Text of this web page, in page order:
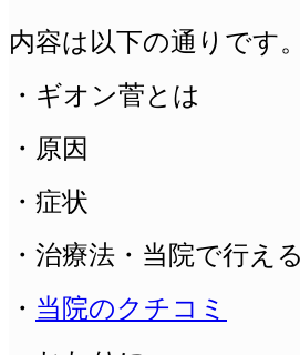
内容は以下の通りです。
・ギオン菅とは
・原因
・症状
・治療法・当院で行え
・ 当院のクチコミ